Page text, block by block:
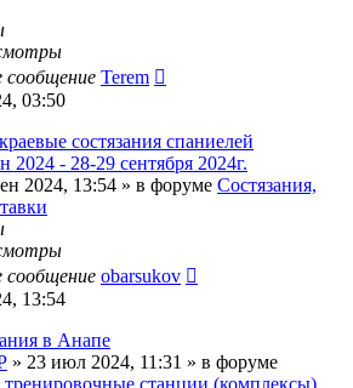
сообщение Terem
03:50
состязания спаниелей
2024 - 28-29 сентября 2024г.
2024, 13:54 » в форуме Состязания,
сообщение obarsukov
13:54
в Анапе
» 23 июл 2024, 11:31 » в форуме
станции (комплексы)